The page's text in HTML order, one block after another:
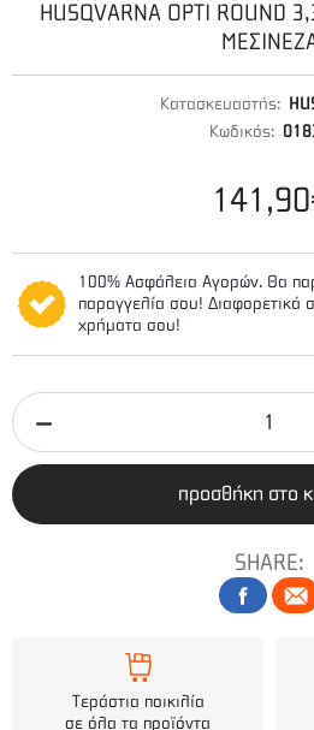
HUSQVARNA OPTI ROUND
Κατασκευαστής:
Κωδικός:
100% Ασφάλεια Αγορών. Θα
παραγγελία σου! Διαφορετικά
χρήματα σου!
προσθήκη στο
SHARE:
Τεράστια ποικιλία
σε όλα τα προϊόντα